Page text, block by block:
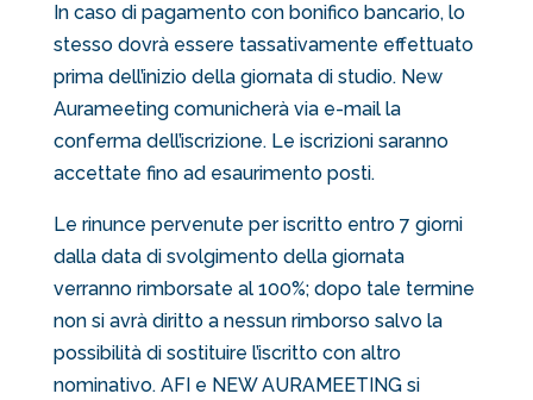
In caso di pagamento con bonifico bancario, lo
stesso dovrà essere tassativamente effettuato
prima dell’inizio della giornata di studio. New
Aurameeting comunicherà via e-mail la
conferma dell’iscrizione. Le iscrizioni saranno
accettate fino ad esaurimento posti.
Le rinunce pervenute per iscritto entro 7 giorni
dalla data di svolgimento della giornata
verranno rimborsate al 100%; dopo tale termine
non si avrà diritto a nessun rimborso salvo la
possibilità di sostituire l’iscritto con altro
nominativo. AFI e NEW AURAMEETING si